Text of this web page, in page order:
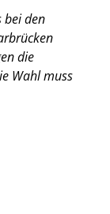
bei den
die
Wahl muss